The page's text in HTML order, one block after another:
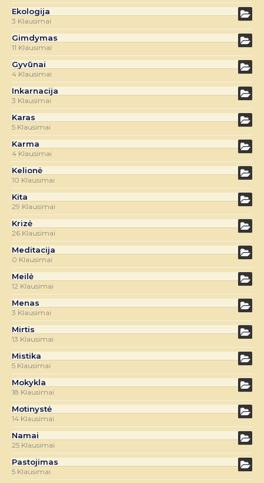
Ekologija
3 Klausimai
Gimdymas
11 Klausimai
Gyvūnai
4 Klausimai
Inkarnacija
3 Klausimai
Karas
5 Klausimai
Karma
4 Klausimai
Kelionė
10 Klausimai
Kita
29 Klausimai
Krizė
26 Klausimai
Meditacija
0 Klausimai
Meilė
12 Klausimai
Menas
3 Klausimai
Mirtis
13 Klausimai
Mistika
5 Klausimai
Mokykla
18 Klausimai
Motinystė
14 Klausimai
Namai
25 Klausimai
Pastojimas
5 Klausimai